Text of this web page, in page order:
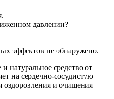
давлении?
эффектов не обнаружено.
натуральное средство от
на сердечно-сосудистую
оздоровления и очищения